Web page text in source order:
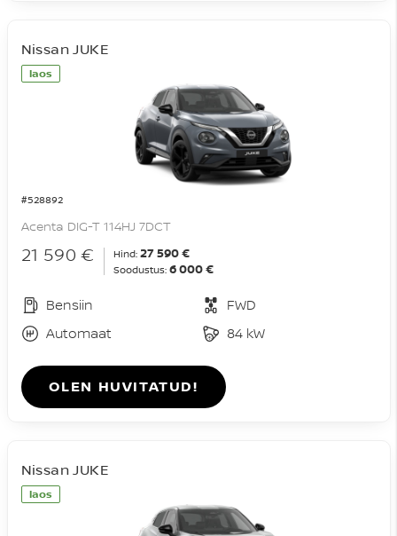
laos
#528892
Nissan JUKE
Acenta DIG-T 114HJ 7DCT
21 590 € Hind: 27 590 €
Soodustus: 6 000 €
Bensiin
FWD
Automaat
84 kW
OLEN HUVITATUD!
laos
Nissan JUKE